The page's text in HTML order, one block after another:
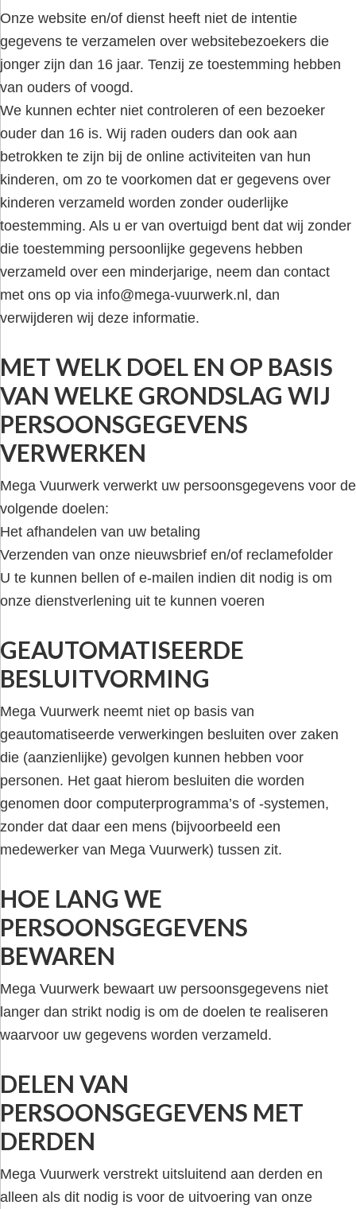
Onze website en/of dienst heeft niet de intentie
gegevens te verzamelen over websitebezoekers die
jonger zijn dan 16 jaar. Tenzij ze toestemming hebben
van ouders of voogd.
We kunnen echter niet controleren of een bezoeker
ouder dan 16 is. Wij raden ouders dan ook aan
betrokken te zijn bij de online activiteiten van hun
kinderen, om zo te voorkomen dat er gegevens over
kinderen verzameld worden zonder ouderlijke
toestemming. Als u er van overtuigd bent dat wij zonder
die toestemming persoonlijke gegevens hebben
verzameld over een minderjarige, neem dan contact
met ons op via info@mega-vuurwerk.nl , dan
verwijderen wij deze informatie.
MET WELK DOEL EN OP BASIS
VAN WELKE GRONDSLAG WIJ
PERSOONSGEGEVENS
VERWERKEN
Mega Vuurwerk verwerkt uw persoonsgegevens voor de
volgende doelen:
Het afhandelen van uw betaling
Verzenden van onze nieuwsbrief en/of reclamefolder
U te kunnen bellen of e-mailen indien dit nodig is om
onze dienstverlening uit te kunnen voeren
GEAUTOMATISEERDE
BESLUITVORMING
Mega Vuurwerk neemt niet op basis van
geautomatiseerde verwerkingen besluiten over zaken
die (aanzienlijke) gevolgen kunnen hebben voor
personen. Het gaat hierom besluiten die worden
genomen door computerprogramma’s of -systemen,
zonder dat daar een mens (bijvoorbeeld een
medewerker van Mega Vuurwerk) tussen zit.
HOE LANG WE
PERSOONSGEGEVENS
BEWAREN
Mega Vuurwerk bewaart uw persoonsgegevens niet
langer dan strikt nodig is om de doelen te realiseren
waarvoor uw gegevens worden verzameld.
DELEN VAN
PERSOONSGEGEVENS MET
DERDEN
Mega Vuurwerk verstrekt uitsluitend aan derden en
alleen als dit nodig is voor de uitvoering van onze